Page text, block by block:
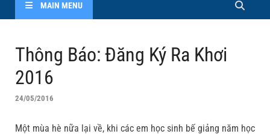
MAIN MENU
Thông Báo: Đăng Ký Ra Khơi
2016
24/05/2016
Một mùa hè nữa lại về, khi các em học sinh bế giảng năm học